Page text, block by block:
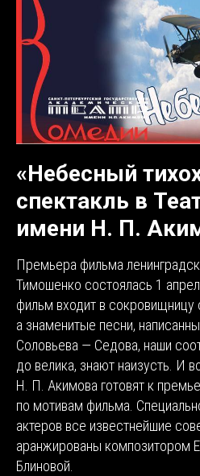
«Небесный
спектакль в
имени Н. П.
Премьера фильма
Тимошенко состоялась 1
фильм входит в сокровищницу
а знаменитые песни,
Соловьева — Седова, наши
до велика, знают наизусть. И
Н. П. Акимова готовят к
по мотивам фильма.
актеров все известнейшие
аранжированы композитором
Блиновой.